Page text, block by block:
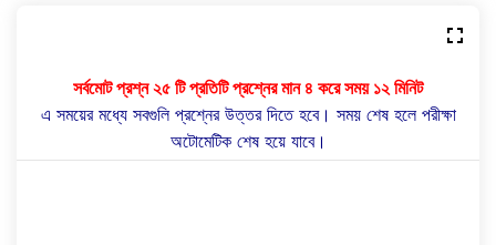
সর্বমোট প্রশ্ন ২৫ টি প্রতিটি প্রশ্নের মান ৪ করে সময় ১২ মিনিট
এ সময়ের মধ্যে সবগুলি প্রশ্নের উত্তর দিতে হবে। সময় শেষ হলে পরীক্ষা
অটোমেটিক শেষ হয়ে যাবে।